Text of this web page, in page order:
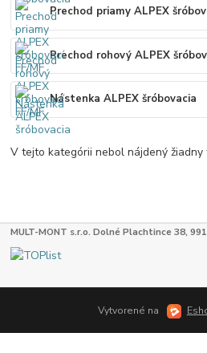
Prechod priamy ALPEX
Prechod rohový ALPEX
Nástenka ALPEX šróbovacia
V tejto kategórii nebol nájdený žiadny
MULT-MONT s.r.o. Dolné Plachtince 38,
Vytvorené na